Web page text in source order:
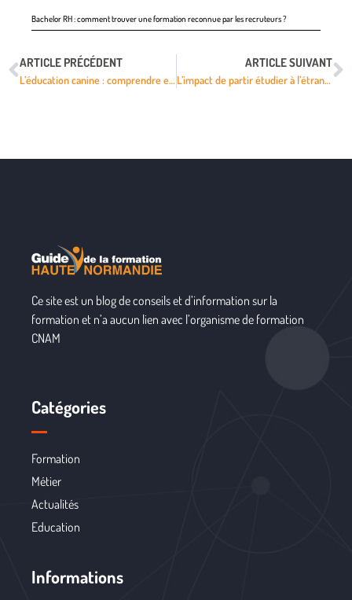
Bachelor RH : comment trouver une formation reconnue par les recruteurs ?
ARTICLE PRÉCÉDENT
L’éducation canine : comprendre et cultiver une relation harmonieuse avec son animal
ARTICLE SUIVANT
L’impact de partir étudier à l’étranger sur le développement personnel
Ce site est un blog de conseils et d’information sur la
formation et n’a aucun lien avec l’organisme de formation
CNAM
Catégories
Formation
Métier
Actualités
Education
Informations